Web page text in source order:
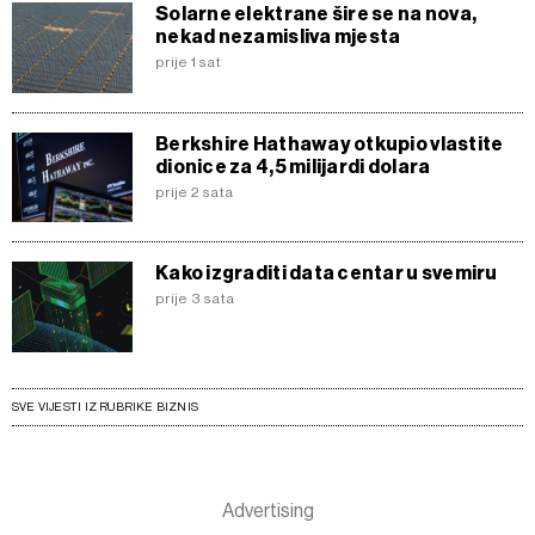
Solarne elektrane šire se na nova,
nekad nezamisliva mjesta
prije 1 sat
Berkshire Hathaway otkupio vlastite
dionice za 4,5 milijardi dolara
prije 2 sata
Kako izgraditi data centar u svemiru
prije 3 sata
SVE VIJESTI IZ RUBRIKE BIZNIS